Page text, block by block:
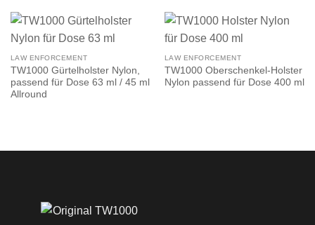
LAW ENFORCEMENT
TW1000 Gürtelholster Nylon,
passend für Dose 63 ml / 45 ml
Allround
LAW ENFORCEMENT
TW1000 Oberschenkel-Holster
Nylon passend für Dose 400 ml